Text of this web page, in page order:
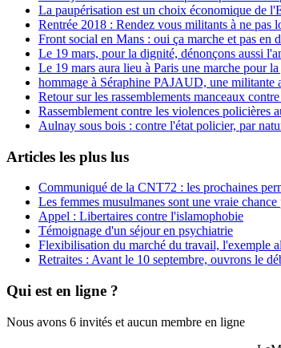
La paupérisation est un choix économique de
Rentrée 2018 : Rendez vous militants à ne pas
Front social en Mans : oui ça marche et pas en
Le 19 mars, pour la dignité, dénonçons aussi
Le 19 mars aura lieu à Paris une marche pour
hommage à Séraphine PAJAUD, une
Retour sur les rassemblements manceaux
Rassemblement contre les violences policières
Aulnay sous bois : contre l'état policier, par
Articles les plus lus
Communiqué de la CNT72 : les prochaines
Les femmes musulmanes sont une vraie
Appel : Libertaires contre l'islamophobie
Témoignage d'un séjour en psychiatrie
Flexibilisation du marché du travail, l'exemple
Retraites : Avant le 10 septembre, ouvrons le
Qui est en ligne ?
Nous avons 6 invités et aucun membre en ligne